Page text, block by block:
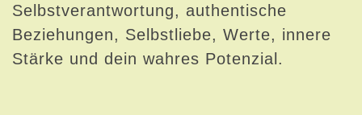
Selbstverantwortung, authentische
Beziehungen, Selbstliebe, Werte, innere
Stärke und dein wahres Potenzial.